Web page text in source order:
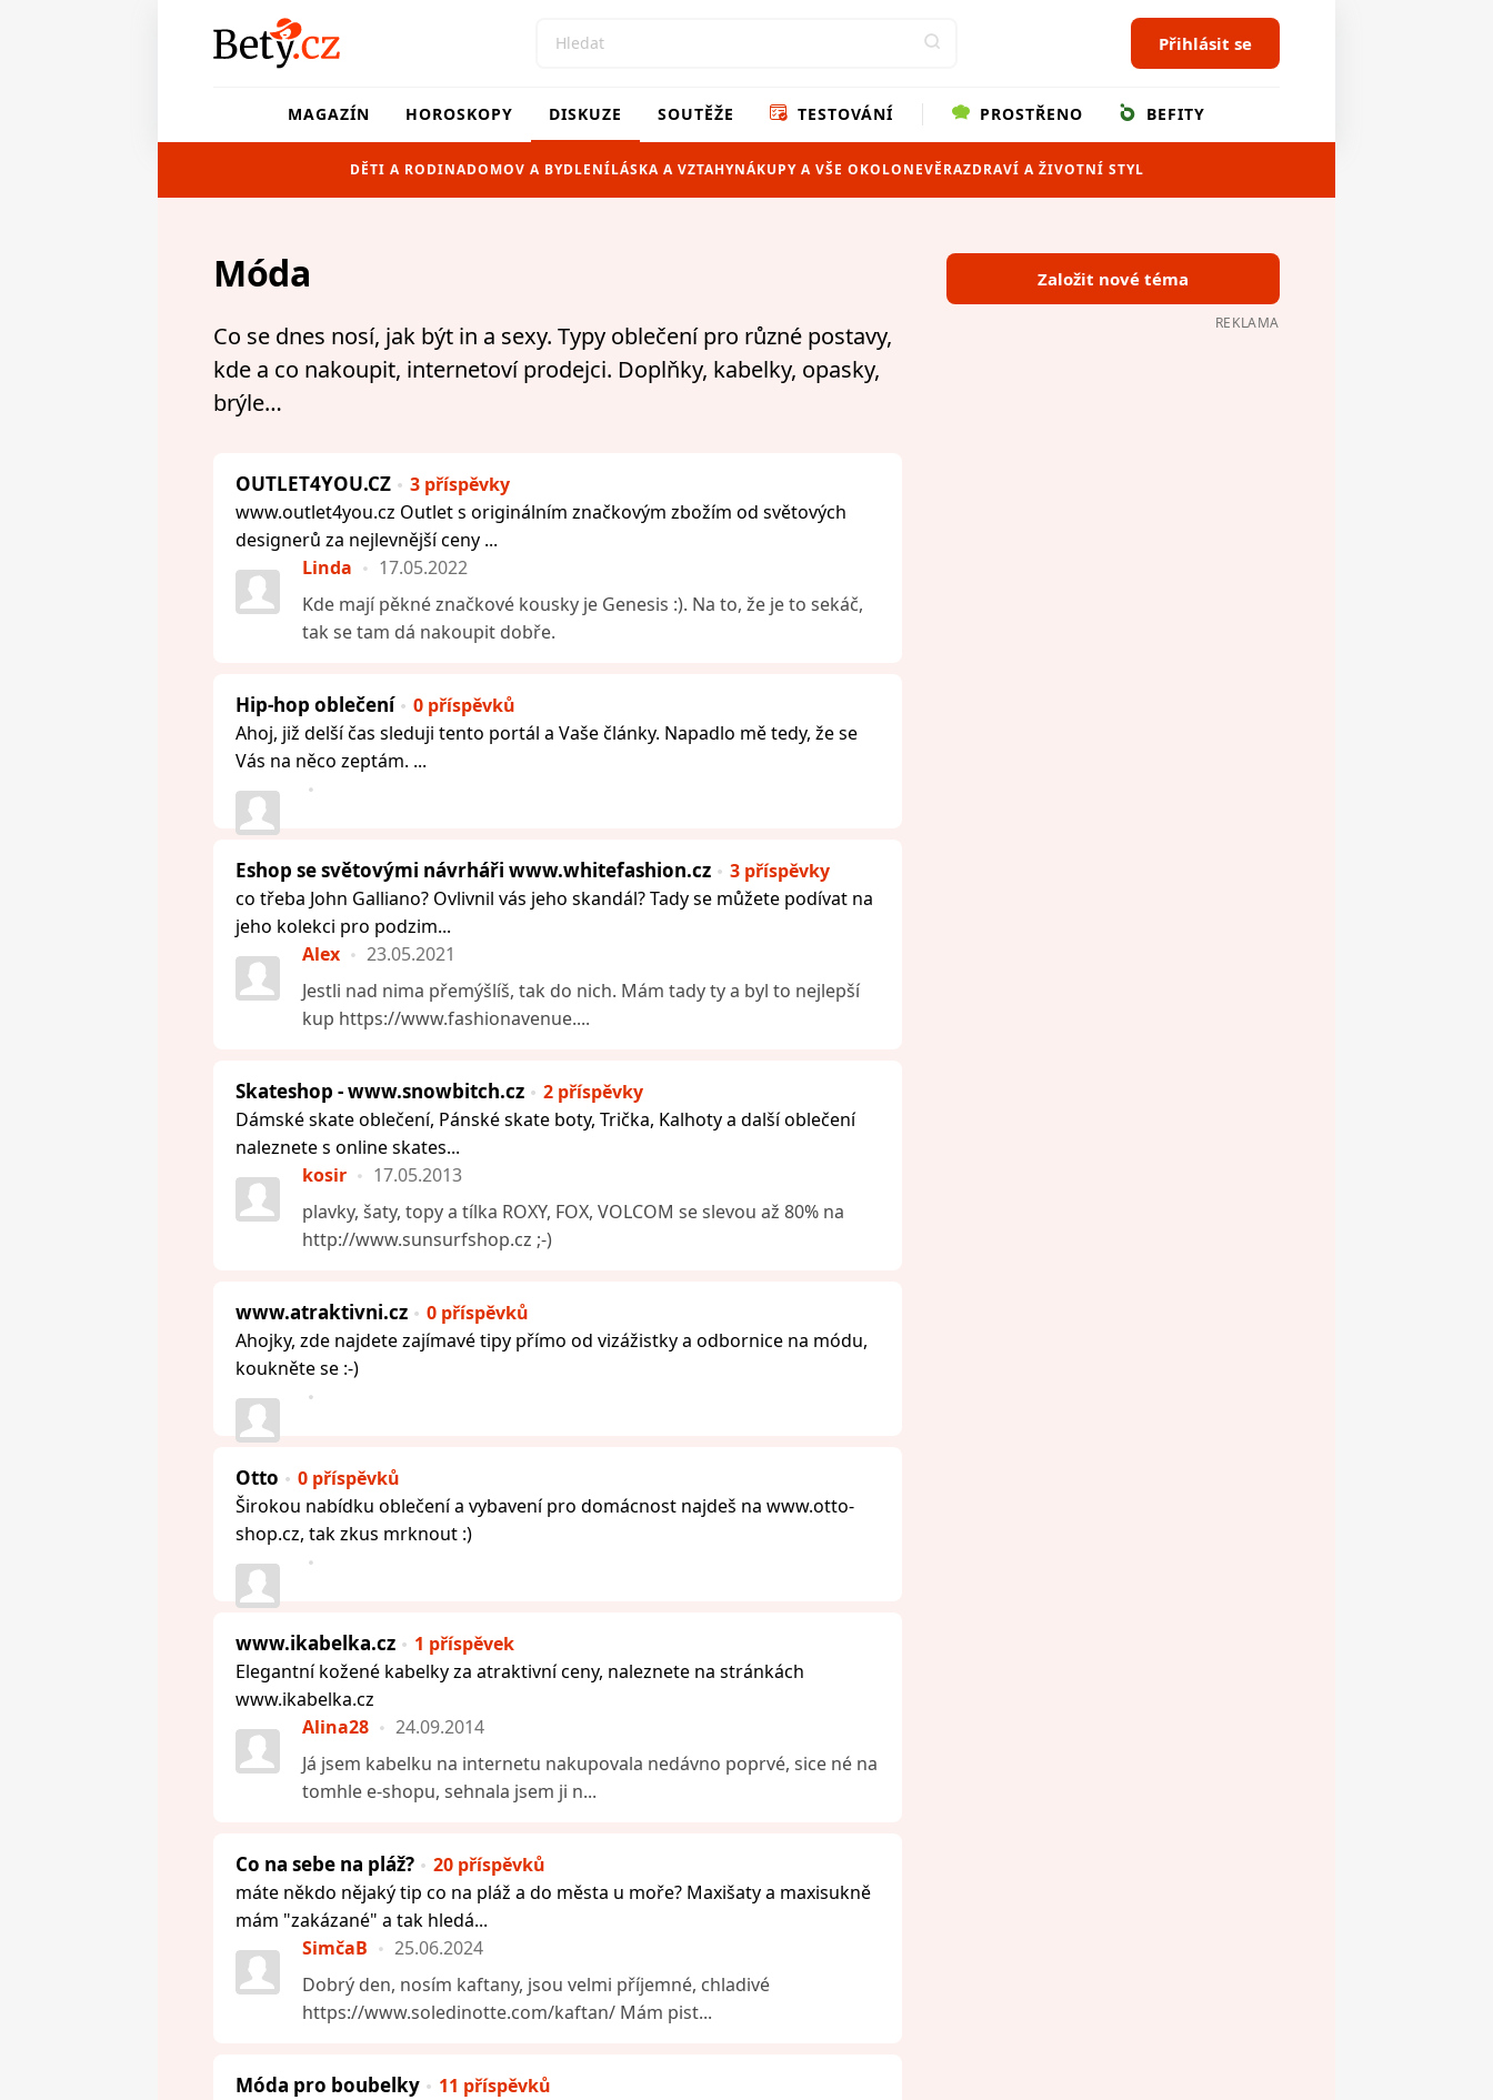
Přihlásit se
MAGAZÍN HOROSKOPY DISKUZE SOUTĚŽE TESTOVÁNÍ PROSTŘENO BEFITY
DĚTI A RODINADOMOV A BYDLENÍLÁSKA A VZTAHYNÁKUPY A VŠE OKOLONEVĚRAZDRAVÍ A ŽIVOTNÍ STYL
Móda
Co se dnes nosí, jak být in a sexy. Typy oblečení pro různé postavy,
kde a co nakoupit, internetoví prodejci. Doplňky, kabelky, opasky,
brýle…
OUTLET4YOU.CZ
3 příspěvky
www.outlet4you.cz Outlet s originálním značkovým zbožím od světových
designerů za nejlevnější ceny ...
Linda
17.05.2022
Kde mají pěkné značkové kousky je Genesis :). Na to, že je to sekáč,
tak se tam dá nakoupit dobře.
Hip-hop oblečení
0 příspěvků
Ahoj, již delší čas sleduji tento portál a Vaše články. Napadlo mě tedy, že se
Vás na něco zeptám. ...
Eshop se světovými návrháři www.whitefashion.cz
3 příspěvky
co třeba John Galliano? Ovlivnil vás jeho skandál? Tady se můžete podívat na
jeho kolekci pro podzim...
Alex
23.05.2021
Jestli nad nima přemýšlíš, tak do nich. Mám tady ty a byl to nejlepší
kup https://www.fashionavenue....
Skateshop - www.snowbitch.cz
2 příspěvky
Dámské skate oblečení, Pánské skate boty, Trička, Kalhoty a další oblečení
naleznete s online skates...
kosir
17.05.2013
plavky, šaty, topy a tílka ROXY, FOX, VOLCOM se slevou až 80% na
http://www.sunsurfshop.cz ;-)
www.atraktivni.cz
0 příspěvků
Ahojky, zde najdete zajímavé tipy přímo od vizážistky a odbornice na módu,
koukněte se :-)
Otto
0 příspěvků
Širokou nabídku oblečení a vybavení pro domácnost najdeš na www.otto-
shop.cz, tak zkus mrknout :)
www.ikabelka.cz
1 příspěvek
Elegantní kožené kabelky za atraktivní ceny, naleznete na stránkách
www.ikabelka.cz
Alina28
24.09.2014
Já jsem kabelku na internetu nakupovala nedávno poprvé, sice né na
tomhle e-shopu, sehnala jsem ji n...
Co na sebe na pláž?
20 příspěvků
máte někdo nějaký tip co na pláž a do města u moře? Maxišaty a maxisukně
mám "zakázané" a tak hledá...
SimčaB
25.06.2024
Dobrý den, nosím kaftany, jsou velmi příjemné, chladivé
https://www.soledinotte.com/kaftan/ Mám pist...
Móda pro boubelky
11 příspěvků
Založit nové téma
REKLAMA